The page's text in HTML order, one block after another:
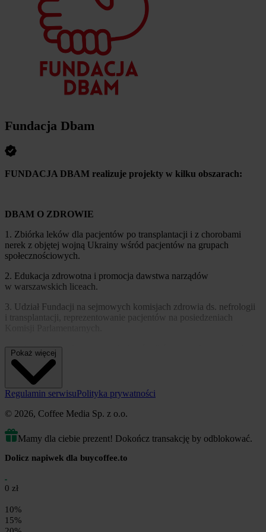
Fundacja Dbam
FUNDACJA DBAM realizuje projekty w kilku obszarach:
DBAM O ZDROWIE
1. Zbiórka leków dla pacjentów po transplantacji i z chorobami
nerek z objętej wojną Ukrainy wśród pacjentów na grupach
społecznościowych.
2. Edukacja zdrowotna i promocja dawstwa narządów
w warszawskich liceach.
3. Udział Fundacji na sejmowych komisjach zdrowia ds. nefrologii
i transplantacji, reprezentowanie pacjentów na posiedzeniach
4. Zakup tablic informacyjnych do ośrodków transplantacyjnych
w całej Polsce
5. Udział o organizowanych warsztatach edukacyjnych, szkoleniach
samodoskonalenie się zespołu fundacji w zakresie edukacji
zdrowotnej
DBAM O RODZINĘ WARTOŚCI I TRADYCJĘ
1. Organizacja wystawy szopek bożonarodzeniowych
Dialogu Kultur w Węgrowie
w Lubostroniu
Regulamin serwisuPolityka prywatności
© 2026, Coffee Media Sp. z o.o.
Mamy dla ciebie prezent! Dokończ transakcję by odblokować.
Dolicz napiwek dla buycoffee.to
0 zł
10%
15%